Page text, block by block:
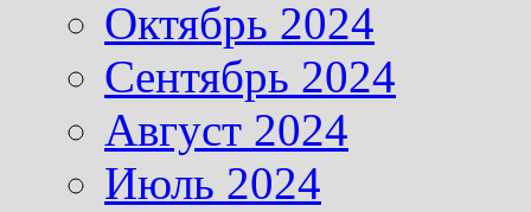
Октябрь 2024
Сентябрь 2024
Август 2024
Июль 2024